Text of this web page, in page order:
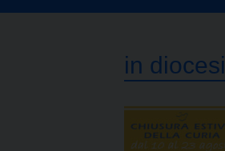
in diocesi